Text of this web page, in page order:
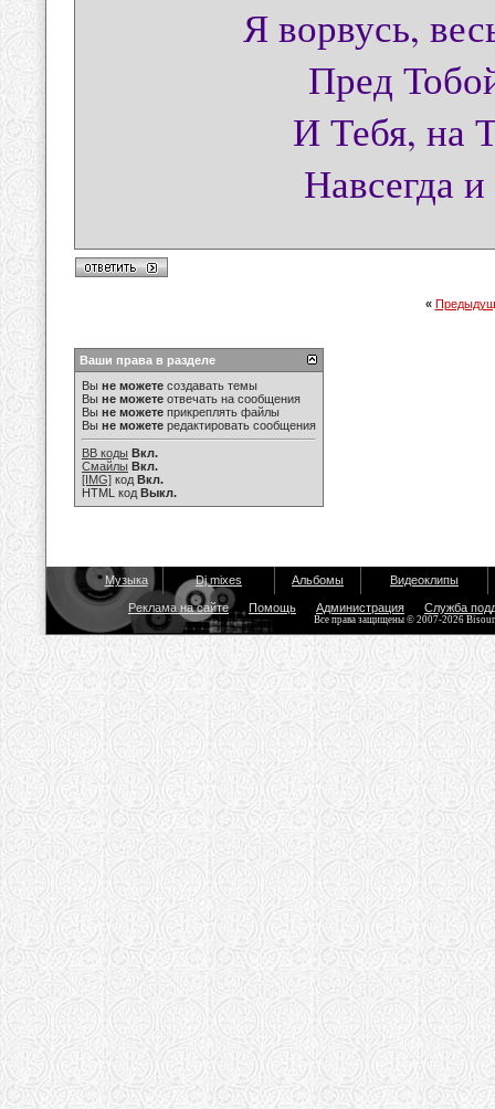
Я ворвусь,
Пред
И Тебя, на
Навсегда
«
Ваши права в разделе
Вы не можете создавать темы
Вы не можете отвечать на сообщения
Вы не можете прикреплять файлы
Вы не можете редактировать сообщения
BB коды Вкл.
Смайлы Вкл.
[IMG] код Вкл.
HTML код Выкл.
Музыка Dj mixes Альбомы Видеоклипы
Реклама на сайте Помощь Администрация Служба
Все права защищены © 2007-2026